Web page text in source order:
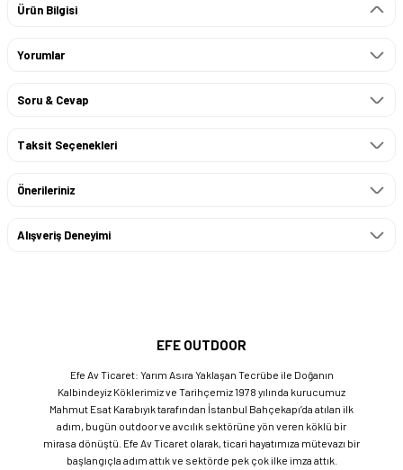
Ürün Bilgisi
Yorumlar
Soru & Cevap
Taksit Seçenekleri
Önerileriniz
Alışveriş Deneyimi
EFE OUTDOOR
Efe Av Ticaret: Yarım Asıra Yaklaşan Tecrübe ile Doğanın
Kalbindeyiz Köklerimiz ve Tarihçemiz 1978 yılında kurucumuz
Mahmut Esat Karabıyık tarafından İstanbul Bahçekapı’da atılan ilk
adım, bugün outdoor ve avcılık sektörüne yön veren köklü bir
mirasa dönüştü. Efe Av Ticaret olarak, ticari hayatımıza mütevazı bir
başlangıçla adım attık ve sektörde pek çok ilke imza attık.